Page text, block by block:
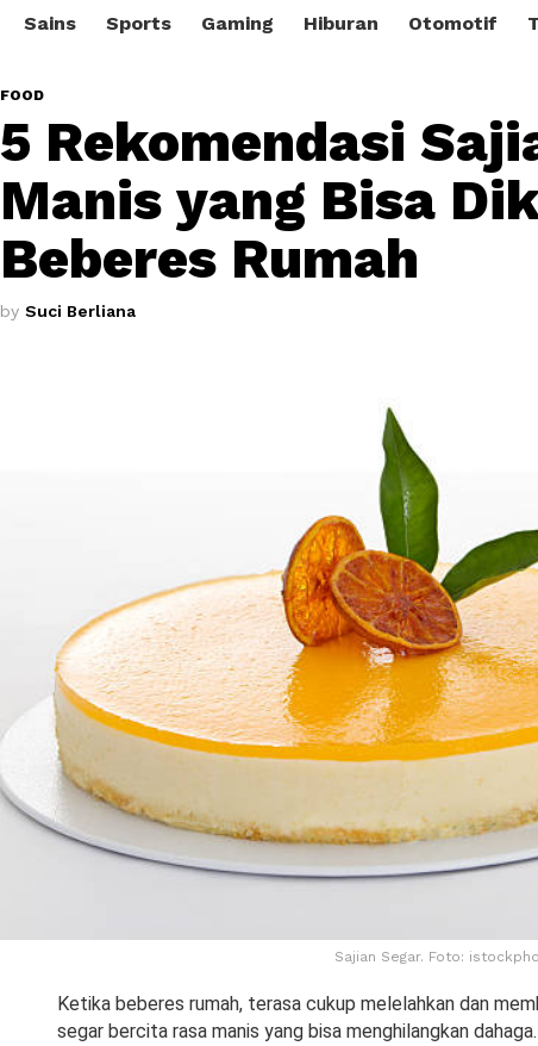
Sains Sports Gaming Hiburan Otomotif
FOOD
5 Rekomendasi
Manis yang Bisa
Beberes Rumah
by Suci Berliana
Sajian Segar. Foto:
Ketika beberes rumah, terasa cukup melelahkan dan
segar bercita rasa manis yang bisa menghilangkan